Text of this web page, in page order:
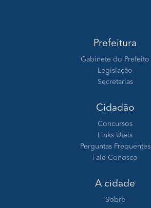
Prefeitura
Gabinete do Prefeito
Legislação
Secretarias
Cidadão
Concursos
Links Úteis
Perguntas Frequentes
Fale Conosco
A cidade
Sobre